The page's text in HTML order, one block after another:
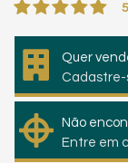
5
Quer
Cadastre-
Não
Entre em